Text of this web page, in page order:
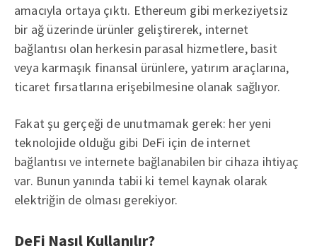
amacıyla ortaya çıktı. Ethereum gibi merkeziyetsiz
bir ağ üzerinde ürünler geliştirerek, internet
bağlantısı olan herkesin parasal hizmetlere, basit
veya karmaşık finansal ürünlere, yatırım araçlarına,
ticaret fırsatlarına erişebilmesine olanak sağlıyor.
Fakat şu gerçeği de unutmamak gerek: her yeni
teknolojide olduğu gibi DeFi için de internet
bağlantısı ve internete bağlanabilen bir cihaza ihtiyaç
var. Bunun yanında tabii ki temel kaynak olarak
elektriğin de olması gerekiyor.
DeFi Nasıl Kullanılır?